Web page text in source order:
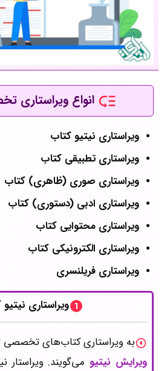
انواع ویراستاری
ویراستاری نیتیو کتاب
ویراستاری تطبیقی کتاب
ویراستاری صوری (ظاهری) کتاب
ویراستاری ادبی (دستوری) کتاب
ویراستاری محتوایی کتاب
ویراستاری الکترونیکی کتاب
ویراستاری فریلنسری
ویراستاری
به ویراستاری کتاب‌های تخصصی
ویرایش نیتیو می‌گویند. ویراستار